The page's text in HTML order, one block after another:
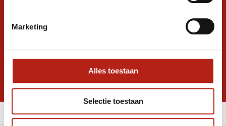
Marketing
Alles toestaan
Selectie toestaan
Ontvang de nieuwste aanbiedingen en
Inschrijven voor
* Lees hier de wettelijke beperkingen
Meer informatie